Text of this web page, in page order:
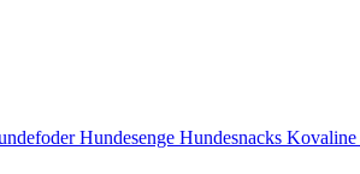
Hundesenge Hundesnacks Kovaline